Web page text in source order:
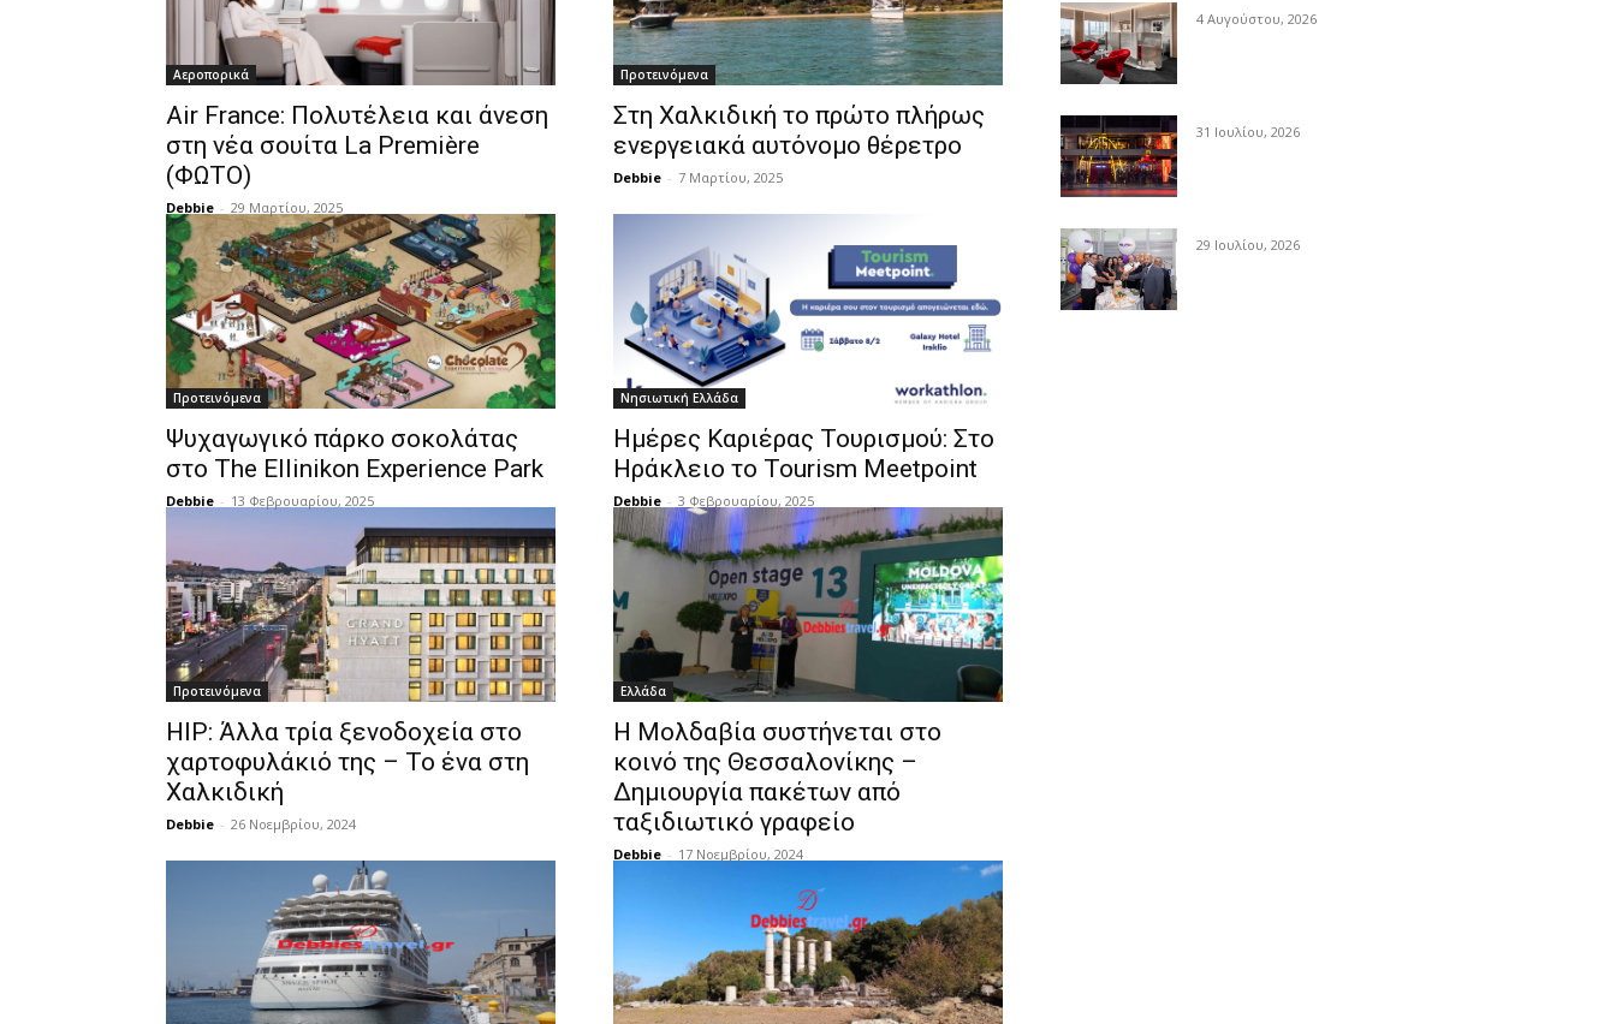
Αεροπορικά
Air France: Πολυτέλεια και άνεση
στη νέα σουίτα La Première
(ΦΩΤΟ)
Debbie - 29 Μαρτίου, 2025
Προτεινόμενα
Στη Χαλκιδική το πρώτο πλήρως
ενεργειακά αυτόνομο θέρετρο
Debbie - 7 Μαρτίου, 2025
Προτεινόμενα
Ψυχαγωγικό πάρκο σοκολάτας
στο The Ellinikon Experience Park
Debbie - 13 Φεβρουαρίου, 2025
Νησιωτική Ελλάδα
Ημέρες Καριέρας Τουρισμού: Στο
Ηράκλειο το Tourism Meetpoint
Debbie - 3 Φεβρουαρίου, 2025
Προτεινόμενα
HIP: Άλλα τρία ξενοδοχεία στο
χαρτοφυλάκιό της – Το ένα στη
Χαλκιδική
Debbie - 26 Νοεμβρίου, 2024
Ελλάδα
Η Μολδαβία συστήνεται στο
κοινό της Θεσσαλονίκης –
Δημιουργία πακέτων από
ταξιδιωτικό γραφείο
Debbie - 17 Νοεμβρίου, 2024
4 Αυγούστου, 2026
31 Ιουλίου, 2026
29 Ιουλίου, 2026